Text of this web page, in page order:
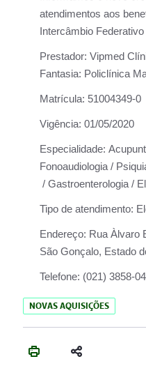
atendimentos aos
Intercâmbio
Prestador: Vipmed
Fantasia: Policlínica
Matrícula: 51004349-0
Vigência: 01/05/2020
Especialidade:
Fonoaudiologia /
/ Gastroenterologia /
Tipo de atendimento:
Endereço: Rua Àlvaro
São Gonçalo, Estado
Telefone: (021) 3858-
NOVAS AQUISIÇÕES